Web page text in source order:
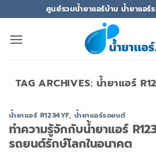
ไป
ยัง
ศูนย์รวมน้ำยาแอร์บ้าน น้ำยาแอร์
TAG ARCHIVES:น้ำยาแอร์
น้ำยาแอร์ R1234YF, น้ำยาแอร์รถยนต์
ทำความรู้จักกับน้ำยาแอร์
รถยนต์รักษ์โลกในอนาคต